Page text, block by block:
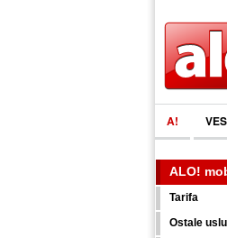
A!
ALO!
Tarifa
Ostale